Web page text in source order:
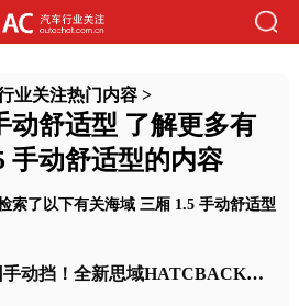
业关注热门内容>
动舒适型 了解更多有
手动舒适型的内容
索了以下有关海域 三厢 1.5 手动舒适型
重回手动挡！全新思域HATCBACK曝光